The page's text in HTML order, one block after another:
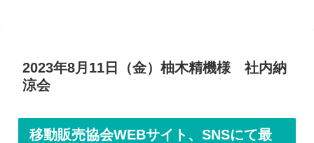
2023年8月11日（金）柚木精機様 社内納
涼会
移動販売協会WEBサイト、SNSにて最